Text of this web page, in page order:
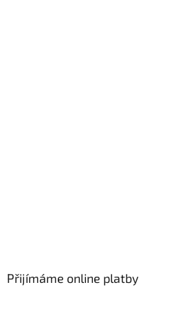
Přijímáme online platby